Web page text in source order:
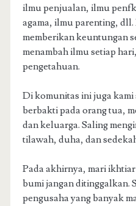
ilmu penjualan, ilmu
agama, ilmu parenting,
memberikan keuntungan
menambah ilmu setiap
pengetahuan.
Di komunitas ini juga
berbakti pada orang tua,
dan keluarga. Saling
tilawah, duha, dan
Pada akhirnya, mari
bumi jangan ditinggalkan.
pengusaha yang banyak